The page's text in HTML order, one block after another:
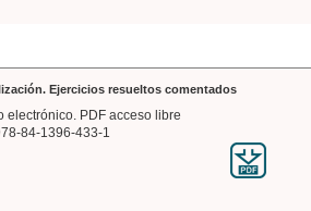
Ejercicios resueltos comentados
electrónico. PDF acceso libre
84-1396-433-1